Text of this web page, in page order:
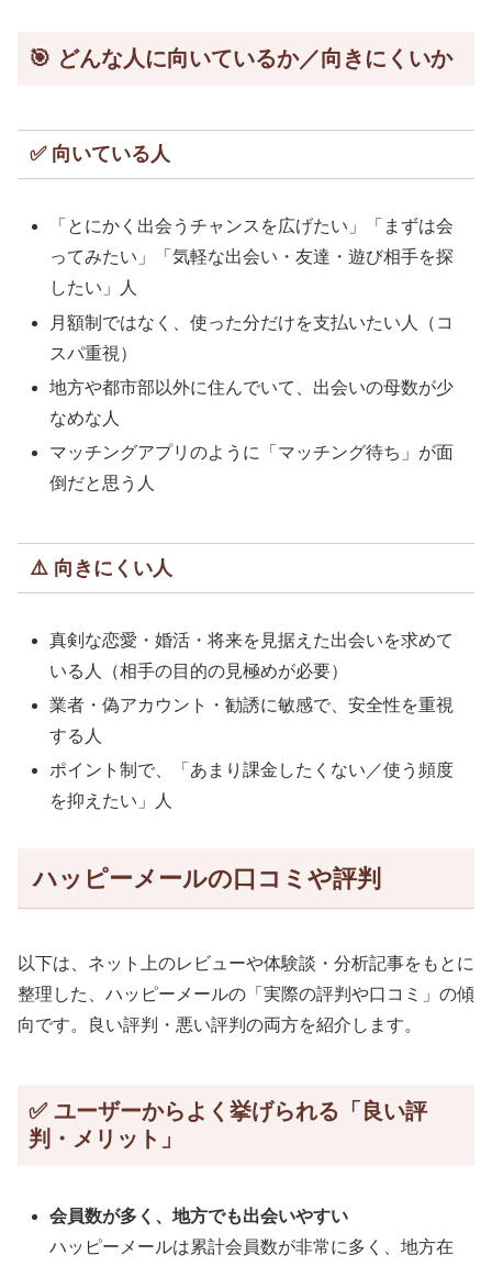
🎯 どんな人に向いているか／向きにくいか
✅ 向いている人
「とにかく出会うチャンスを広げたい」「まずは会
ってみたい」「気軽な出会い・友達・遊び相手を探
したい」人
月額制ではなく、使った分だけを支払いたい人（コ
スパ重視）
地方や都市部以外に住んでいて、出会いの母数が少
なめな人
マッチングアプリのように「マッチング待ち」が面
倒だと思う人
⚠️ 向きにくい人
真剣な恋愛・婚活・将来を見据えた出会いを求めて
いる人（相手の目的の見極めが必要）
業者・偽アカウント・勧誘に敏感で、安全性を重視
する人
ポイント制で、「あまり課金したくない／使う頻度
を抑えたい」人
ハッピーメールの口コミや評判
以下は、ネット上のレビューや体験談・分析記事をもとに
整理した、ハッピーメールの「実際の評判や口コミ」の傾
向です。良い評判・悪い評判の両方を紹介します。
✅ ユーザーからよく挙げられる「良い評
判・メリット」
会員数が多く、地方でも出会いやすい
ハッピーメールは累計会員数が非常に多く、地方在